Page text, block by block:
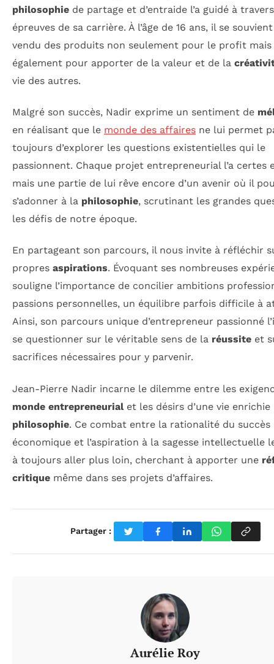
philosophie de partage et d’entraide l’a guidé à
épreuves de sa carrière. À l’âge de 16 ans, il se
vendu des produits non seulement pour le profit mais
également pour apporter de la valeur et de la
vie des autres.
Malgré son succès, Nadir exprime un sentiment de
en réalisant que le monde des affaires ne lui permet
toujours d’explorer les questions existentielles qui le
passionnent. Chaque projet entrepreneurial l’a certes
mais une partie de lui rêve encore d’un avenir où il
s’adonner à la philosophie, scrutinant les grandes
les défis de notre époque.
En partageant son parcours, il nous invite à réfléchir
propres aspirations. Évoquant ses nombreuses
souligne l’importance de concilier ambitions
passions personnelles, un équilibre parfois difficile à
Ainsi, son parcours unique d’entrepreneur passionné
se questionner sur le véritable sens de la réussite et
sacrifices nécessaires pour y parvenir.
Jean-Pierre Nadir incarne le dilemme entre les
monde entrepreneurialet les désirs d’une vie enrichie
philosophie. Ce combat entre la rationalité du succès
économique et l’aspiration à la sagesse intellectuelle
à toujours aller plus loin, cherchant à apporter une
critique même dans ses projets d’affaires.
Partager :
Aurélie Roy